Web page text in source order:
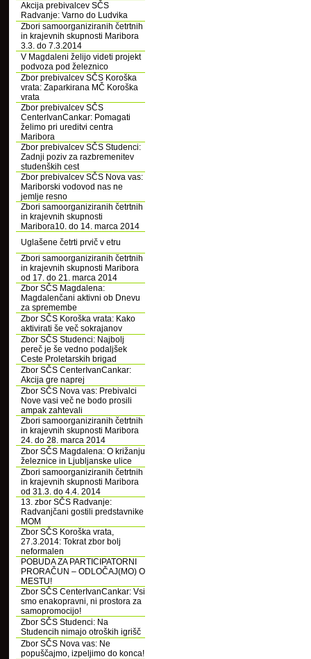
Akcija prebivalcev SČS
Radvanje: Varno do Ludvika
Zbori samoorganiziranih četrtnih
in krajevnih skupnosti Maribora
3.3. do 7.3.2014
V Magdaleni želijo videti projekt
podvoza pod železnico
Zbor prebivalcev SČS Koroška
vrata: Zaparkirana MČ Koroška
vrata
Zbor prebivalcev SČS
CenterIvanCankar: Pomagati
želimo pri ureditvi centra
Maribora
Zbor prebivalcev SČS Studenci:
Zadnji poziv za razbremenitev
studenških cest
Zbor prebivalcev SČS Nova vas:
Mariborski vodovod nas ne
jemlje resno
Zbori samoorganiziranih četrtnih
in krajevnih skupnosti
Maribora10. do 14. marca 2014
Uglašene četrti prvič v etru
Zbori samoorganiziranih četrtnih
in krajevnih skupnosti Maribora
od 17. do 21. marca 2014
Zbor SČS Magdalena:
Magdalenčani aktivni ob Dnevu
za spremembe
Zbor SČS Koroška vrata: Kako
aktivirati še več sokrajanov
Zbor SČS Studenci: Najbolj
pereč je še vedno podaljšek
Ceste Proletarskih brigad
Zbor SČS CenterIvanCankar:
Akcija gre naprej
Zbor SČS Nova vas: Prebivalci
Nove vasi več ne bodo prosili
ampak zahtevali
Zbori samoorganiziranih četrtnih
in krajevnih skupnosti Maribora
24. do 28. marca 2014
Zbor SČS Magdalena: O križanju
železnice in Ljubljanske ulice
Zbori samoorganiziranih četrtnih
in krajevnih skupnosti Maribora
od 31.3. do 4.4. 2014
13. zbor SČS Radvanje:
Radvanjčani gostili predstavnike
MOM
Zbor SČS Koroška vrata,
27.3.2014: Tokrat zbor bolj
neformalen
POBUDA ZA PARTICIPATORNI
PRORAČUN – ODLOČAJ(MO) O
MESTU!
Zbor SČS CenterIvanCankar: Vsi
smo enakopravni, ni prostora za
samopromocijo!
Zbor SČS Studenci: Na
Studencih nimajo otroških igrišč
Zbor SČS Nova vas: Ne
popuščajmo, izpeljimo do konca!